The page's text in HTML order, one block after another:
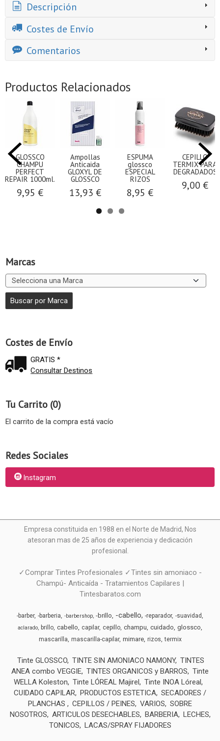
Marcas
Costes de Envío
GRATIS *
Consultar Destinos
Tu Carrito (0)
El carrito de la compra está vacío
Redes Sociales
Instagram
Descripción
Costes de Envío
Comentarios
Productos Relacionados
GLOSSCO
CHAMPU
PERFECT
REPAIR 1000ml.
9,95 €
Ampollas
Anticaida
GLOXYL DE
GLOSSCO
13,93 €
ESPUMA
glossco
ESPECIAL
RIZOS
8,95 €
CEPILLO
TERMIX PARA
DEGRADADOS
9,00 €
Empresa constituida en 1988 en el Norte de Madrid, Nos
atesoran mas de 25 años de experiencia y dedicación
profesional.
✓Comprar Tintes Profesionales ✓Tintes sin amoniaco -
Champú- Anticaída - Tratamientos Capilares |
Tintesbaratos.com
-barber -barberia -barbershop -brillo -cabello -reparador -suavidad
aclarado brillo cabello capilar cepillo champu cuidado glossco
mascarilla mascarilla-capilar mimare rizos termix
Tinte GLOSSCO TINTE SIN AMONIACO NAMONY TINTES
ANEA combo VEGGIE TINTES ORGANICOS y BARROS
Tinte
WELLA Koleston
Tinte LÓREAL Majirel
Tinte INOA Lóreal
CUIDADO CAPILAR
PRODUCTOS ESTETICA SECADORES /
PLANCHAS
CEPILLOS / PEINES VARIOS
SOBRE
NOSOTROS
ARTICULOS DESECHABLES BARBERIA
LECHES,
TONICOS
LACAS/SPRAY FIJADORES